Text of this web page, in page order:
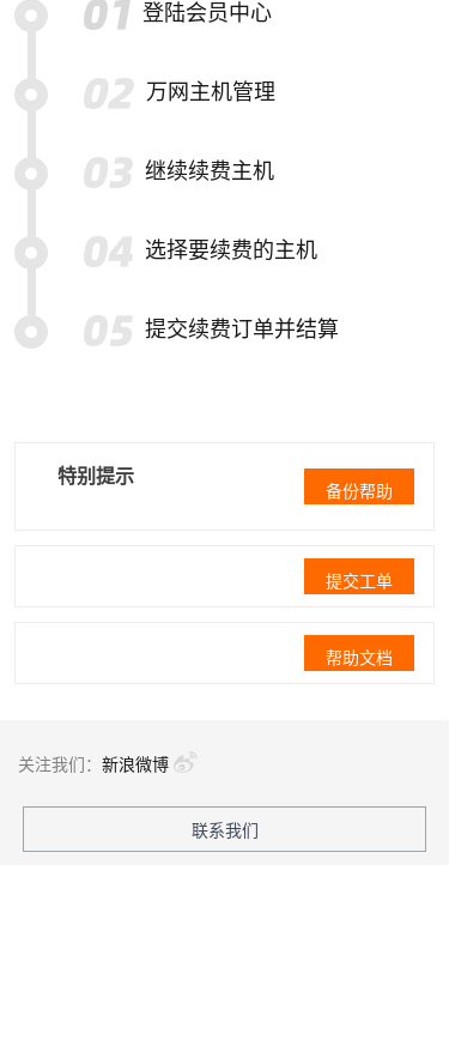
登陆会员中心
万网主机管理
继续续费主机
选择要续费的主机
提交续费订单并结算
特别提示
备份帮助
提交工单
帮助文档